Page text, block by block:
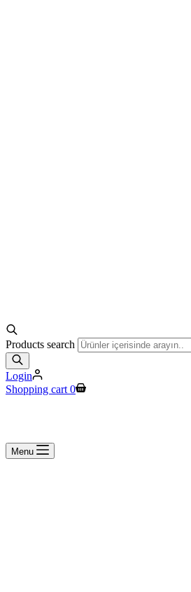
Products search
Login
Shopping cart 0
Menu